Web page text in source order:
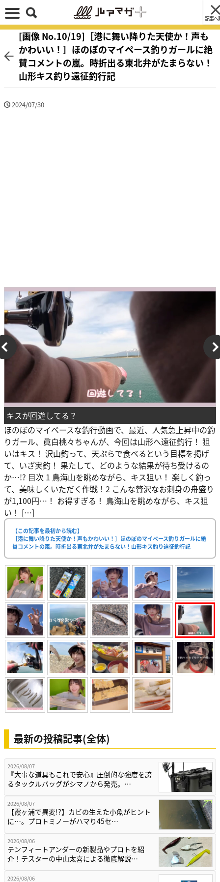
記事へ
[画像 No.10/19]［港に舞い降りた天使か！声も
かわいい！］ほのぼのマイペース釣りガールに絶
賛コメントの嵐。時折出る東北弁がたまらない！
山形キス釣り遠征釣行記
2024/07/30
キスが回遊してる？
ほのぼのマイペースな釣行動画で、最近、人気急上昇中の釣
りガール、眞白桃々ちゃんが、今回は山形へ遠征釣行！ 狙
いはキス！ 沢山釣って、天ぷらで食べるという目標を掲げ
て、いざ実釣！ 果たして、どのような結果が待ち受けるの
か…!? 目次 1 鳥海山を眺めながら、キス狙い！ 楽しく釣っ
て、美味しくいただく作戦！2 こんな贅沢なお刺身の舟盛り
が1,100円…！ お得すぎる！ 鳥海山を眺めながら、キス狙
い！ […]
【この記事を最初から読む】
［港に舞い降りた天使か！声もかわいい！］ほのぼのマイペース釣りガールに絶
賛コメントの嵐。時折出る東北弁がたまらない！山形キス釣り遠征釣行記
最新の投稿記事(全体)
2026/08/07
『大事な道具もこれで安心』圧倒的な強度を誇
るタックルバッグがシマノから発売。…
2026/08/07
【霞ヶ浦で異変!?】カビの生えた小魚がヒント
に…。プロトミノーがハマり45セ…
2026/08/06
テンフィートアンダーの新製品やプロトを紹
介！テスターの中山太喜による徹底解説…
2026/08/06